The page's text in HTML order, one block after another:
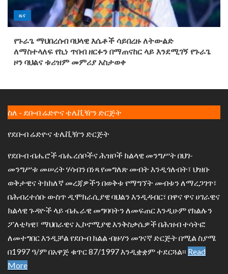
ዜና
የጉራጌ ማህበረሰብ ባህላዊ እሴቶች ሳይበረዙ ለትውልድ
ለማስተላለፍ የኪነ ጥበብ ዘርፉን በማጠናከር ላይ እንደሚገኝ የጉራጌ
ዞን ባህልና ቱሪዝም መምሪያ አስታወቀ
ስለ - ደቡብ ሬድዮና ቴሌቪዥን ድርጅት
የደቡብ ሬድዮና ቴሌቪዥን ድርጅት
የደቡብ ብሔሮች ብሔረሰቦችና ሕዝቦች ክልላዊ መንግሥት በህገ-
መንግሥቱ መሠረት ሃሳብን በነጻ የመግለጽ መብት እንዲጎለብት፣ ህዝቡ
ወቅታዊና ትክክለኛ መረጃዎችን በወቅቱ የማግኘት መብቱን ለማረጋገጥ፣
በሕብረተሰቡ ውስጥ ዲሞክራሲያዊ ባህልን እንዲዳብር፣ በዋና ዋና ሀገራዊና
ክልላዊ ጉዳዮች ላይ ብሔራዊ መግባባትን ለመፍጠር እንዲሁም የክልሉን
ፖለቲካዊ፣ ማህበራዊና ኢኮኖሚያዊ እንቅስቃሴዎች በሕዝብ ተሳትፎ
ለመተግበር እንዲቻል የደቡብ ክልል ብዙሃን መገናኛ ድርጅት በሚል ስያሜ
በ1997 ዓ/ም በአዋጅ ቁጥር 87/1997 እንዲቋቋም ተደርጓል፡፡ Read
More